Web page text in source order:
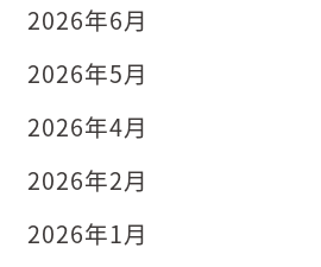
2026年6月
2026年5月
2026年4月
2026年2月
2026年1月